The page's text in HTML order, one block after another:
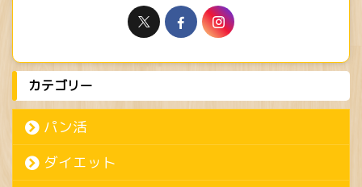
カテゴリー
パン活
ダイエット